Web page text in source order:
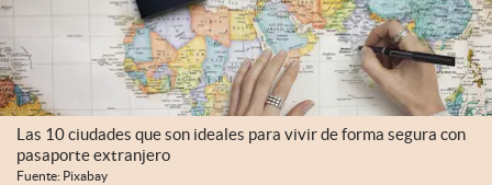
El Cronista Studio
Mediakit
abre en nueva pestaña
Argentina
Las 10 ciudades que son ideales para vivir de forma segura con
pasaporte extranjero
Fuente: Pixabay